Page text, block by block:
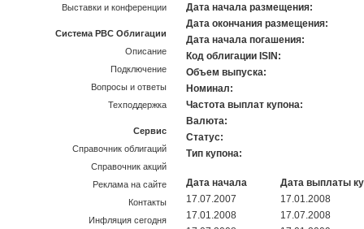
Дата начала размещения:
Дата окончания размещения:
Дата начала погашения:
Код облигации ISIN:
Объем выпуска:
Номинал:
Частота выплат купона:
Валюта:
Статус:
Тип купона:
Дата начала
Дата выплаты
17.07.2007
17.01.2008
17.01.2008
17.07.2008
Выставки и конференции
Система РВС Облигации
Описание
Подключение
Вопросы и ответы
Техподдержка
Сервис
Справочник облигаций
Справочник акций
Реклама на сайте
Контакты
Инфляция сегодня